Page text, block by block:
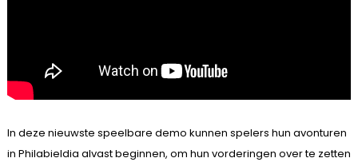
In deze nieuwste speelbare demo kunnen spelers hun avonturen
in Philabieldia alvast beginnen, om hun vorderingen over te zetten